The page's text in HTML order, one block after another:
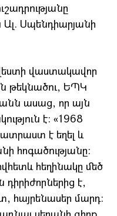
Ալ. Սպենդիարյանի
վաստակավոր
թեկնածու, ԵՊԿ
ասաց, որ այն
է: «1968
է եղել և
հոգածությանը:
հեղինակը մեծ
է,
հայրենասեր մարդ: